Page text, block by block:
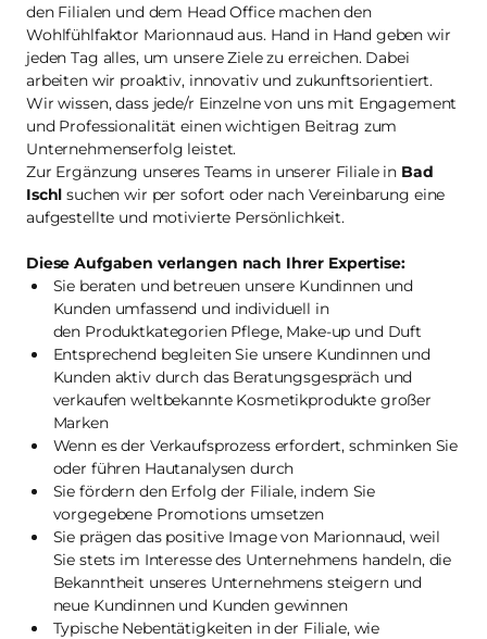
den Filialen und dem Head Office machen den
Wohlfühlfaktor Marionnaud aus. Hand in Hand geben wir
jeden Tag alles, um unsere Ziele zu erreichen. Dabei
arbeiten wir proaktiv, innovativ und zukunftsorientiert.
Wir wissen, dass jede/r Einzelne von uns mit Engagement
und Professionalität einen wichtigen Beitrag zum
Unternehmenserfolg leistet.
Zur Ergänzung unseres Teams in unserer Filiale in Bad
Ischl suchen wir per sofort oder nach Vereinbarung eine
aufgestellte und motivierte Persönlichkeit.
Diese Aufgaben verlangen nach Ihrer Expertise:
Sie beraten und betreuen unsere Kundinnen und
Kunden umfassend und individuell in
den Produktkategorien Pflege, Make-up und Duft
Entsprechend begleiten Sie unsere Kundinnen und
Kunden aktiv durch das Beratungsgespräch und
verkaufen weltbekannte Kosmetikprodukte großer
Marken
Wenn es der Verkaufsprozess erfordert, schminken Sie
oder führen Hautanalysen durch
Sie fördern den Erfolg der Filiale, indem Sie
vorgegebene Promotions umsetzen
Sie prägen das positive Image von Marionnaud, weil
Sie stets im Interesse des Unternehmens handeln, die
Bekanntheit unseres Unternehmens steigern und
neue Kundinnen und Kunden gewinnen
Typische Nebentätigkeiten in der Filiale, wie